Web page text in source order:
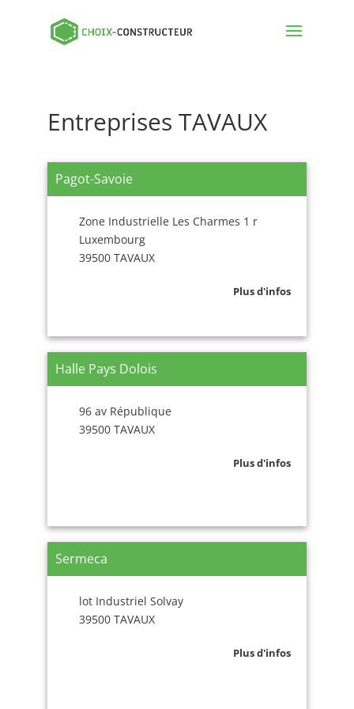
Entreprises TAVAUX
Pagot-Savoie
Zone Industrielle Les Charmes 1 r
Luxembourg
39500 TAVAUX
Plus d'infos
Halle Pays Dolois
96 av République
39500 TAVAUX
Plus d'infos
Sermeca
lot Industriel Solvay
39500 TAVAUX
Plus d'infos